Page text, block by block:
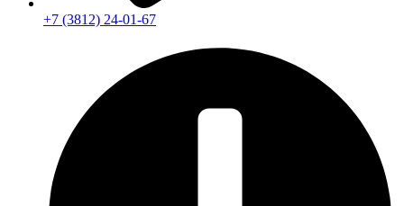
+7 (3812) 24-01-67